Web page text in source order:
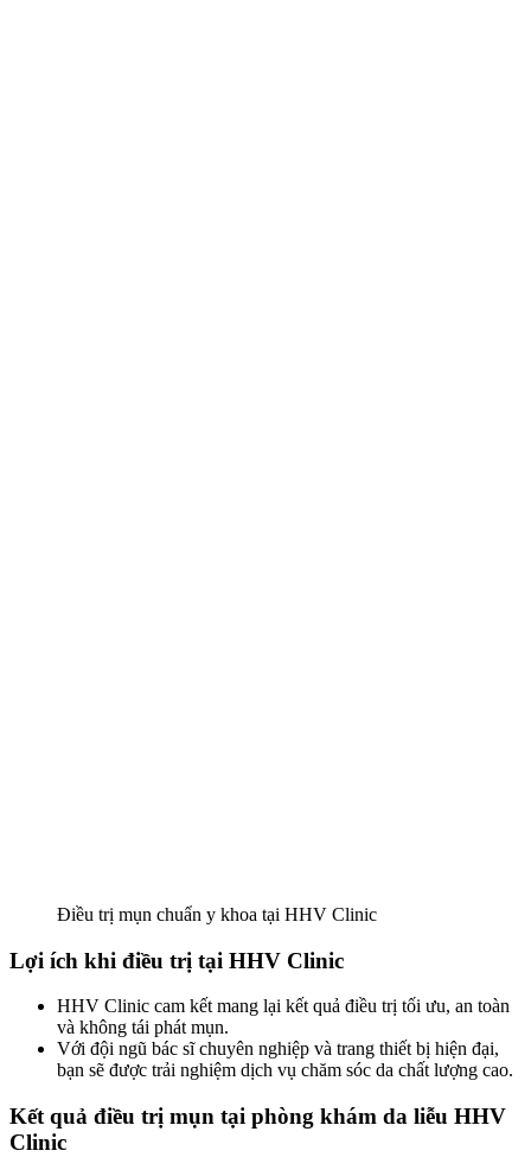
Điều trị mụn chuẩn y khoa tại HHV Clinic
Lợi ích khi điều trị tại HHV Clinic
HHV Clinic cam kết mang lại kết quả điều trị tối ưu, an toàn
và không tái phát mụn.
Với đội ngũ bác sĩ chuyên nghiệp và trang thiết bị hiện đại,
bạn sẽ được trải nghiệm dịch vụ chăm sóc da chất lượng cao.
Kết quả điều trị mụn tại phòng khám da liễu HHV
Clinic